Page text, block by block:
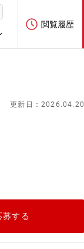
閲覧履歴
更新日：2026.04.20
募する